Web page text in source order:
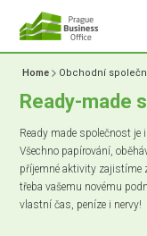
Home Obchodní
Ready-made
Ready made společnost
Všechno papírování,
příjemné aktivity zajistíme
třeba vašemu novému
vlastní čas, peníze i nervy!